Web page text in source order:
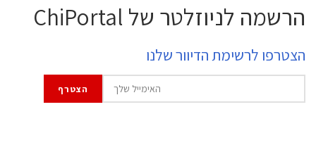
הרשמה לניוזלטר של ChiPortal
הצטרפו לרשימת הדיוור שלנו